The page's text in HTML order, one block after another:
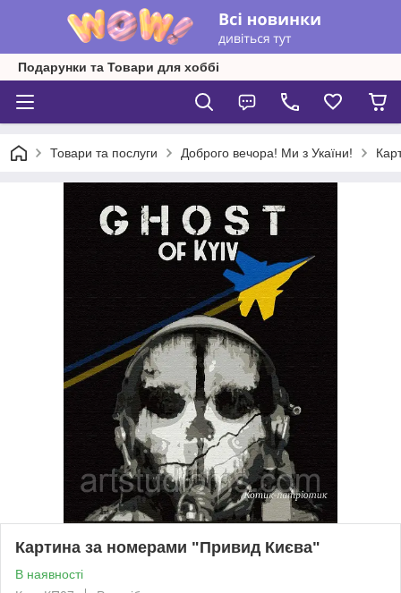
Подарунки та Товари для хоббі
Товари та послуги Доброго вечора! Ми з Укаїни!
Картина за номерами "Привид Києва"
В наявності